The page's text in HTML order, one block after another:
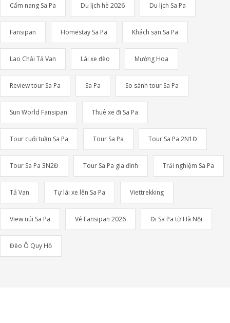
Cẩm nang Sa Pa Du lịch hè 2026 Du lịch Sa Pa
Fansipan Homestay Sa Pa Khách sạn Sa Pa
Lao Chải Tả Van Lái xe đèo Mường Hoa
Review tour Sa Pa Sa Pa So sánh tour Sa Pa
Sun World Fansipan Thuê xe đi Sa Pa
Tour cuối tuần Sa Pa Tour Sa Pa Tour Sa Pa 2N1Đ
Tour Sa Pa 3N2Đ Tour Sa Pa gia đình Trải nghiệm Sa Pa
Tả Van Tự lái xe lên Sa Pa Viettrekking
View núi Sa Pa Vé Fansipan 2026 Đi Sa Pa từ Hà Nội
Đèo Ô Quy Hồ